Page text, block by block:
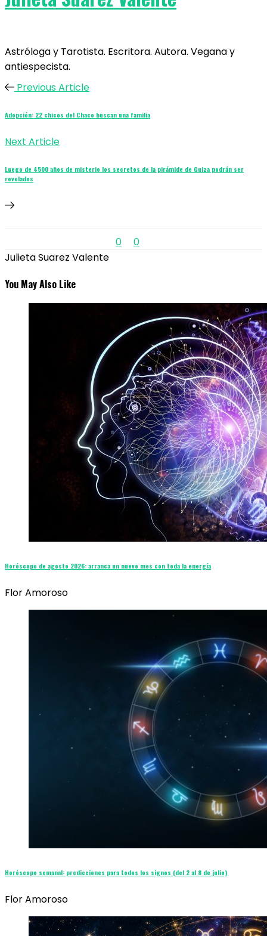
Astróloga y Tarotista. Escritora. Autora. Vegana y
antiespecista.
Previous Article
Adopción: 22 chicos del Chaco buscan una familia
Next Article
Luego de 4500 años de misterio los secretos de la pirámide de Guiza podrán ser
revelados
0
0
Julieta Suarez Valente
You May Also Like
Horóscopo de agosto 2026: arranca un nuevo mes con toda la energía
Flor Amoroso
Horóscopo semanal: predicciones para todos los signos (del 2 al 8 de julio)
Flor Amoroso